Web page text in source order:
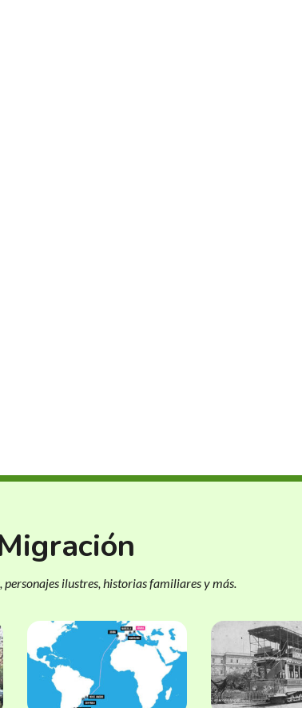
ilustres, historias familiares y más.